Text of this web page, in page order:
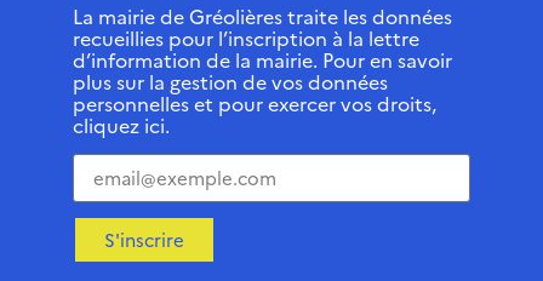
La mairie de Gréolières traite les données
recueillies pour l’inscription à la lettre
d’information de la mairie. Pour en savoir
plus sur la gestion de vos données
personnelles et pour exercer vos droits,
cliquez ici.
S'inscrire